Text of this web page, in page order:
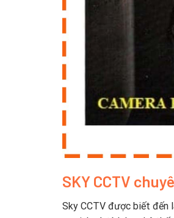
SKY CCTV
Sky CCTV được biết đến